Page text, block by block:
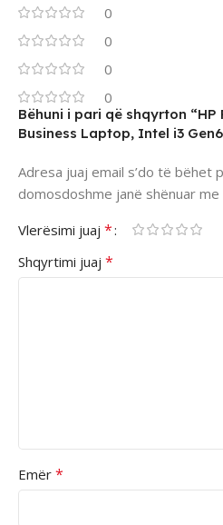
0
0
0
0
Bëhuni i pari që shqyrton “HP
Business Laptop, Intel i3
Adresa juaj email s’do të bëhet
domosdoshme janë shënuar me
Vlerësimi juaj *
Shqyrtimi juaj *
Emër *